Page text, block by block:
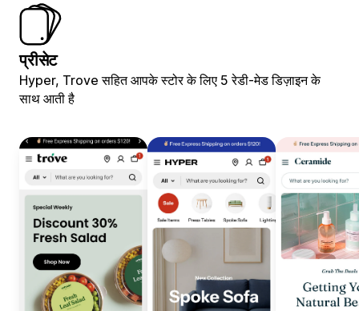
प्रीसेट
Hyper, Trove सहित आपके स्टोर के लिए 5 रेडी-मेड डिज़ाइन के
साथ आती है